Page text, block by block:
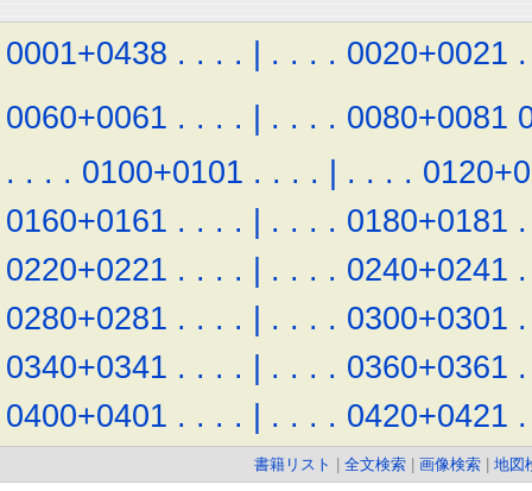
0001+0438 . . . . | . . . . 0020+0021 .
0060+0061 . . . . | . . . . 0080+0081
. . . . 0100+0101 . . . . | . . . .
0160+0161 . . . . | . . . . 0180+0181 .
0220+0221 . . . . | . . . . 0240+0241 .
0280+0281 . . . . | . . . . 0300+0301 .
0340+0341 . . . . | . . . . 0360+0361 .
0400+0401 . . . . | . . . . 0420+0421 .
書籍リスト 全文検索 画像検索 地図